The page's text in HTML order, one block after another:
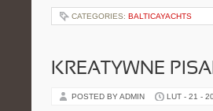
CATEGORIES: BALTICAYACHTS
KREATYWNE
POSTED BY ADMIN LUT - 21 -